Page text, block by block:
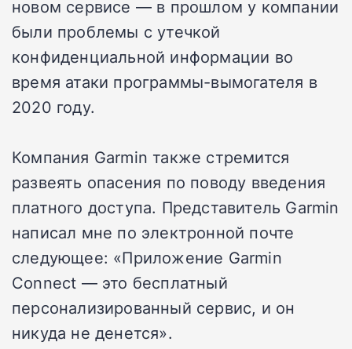
новом сервисе — в прошлом у компании
были проблемы с утечкой
конфиденциальной информации во
время атаки программы-вымогателя в
2020 году.
Компания Garmin также стремится
развеять опасения по поводу введения
платного доступа. Представитель Garmin
написал мне по электронной почте
следующее: «Приложение Garmin
Connect — это бесплатный
персонализированный сервис, и он
никуда не денется».